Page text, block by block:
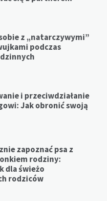
z „natarczywymi”
podczas
i przeciwdziałanie
Jak obronić swoją
zapoznać psa z
rodziny:
dla świeżo
rodziców